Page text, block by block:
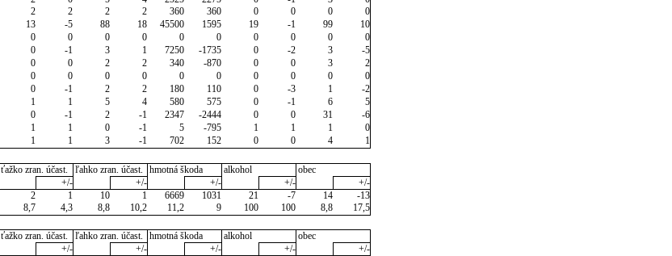
2 2 2 2 360 360 0 0 0
0
13 -5 88 18 45500 1595 19 -1 99
10
0 0 0 0 0 0 0 0 0
0
0 -1 3 1 7250 -1735 0 -2 3
-5
0 0 2 2 340 -870 0 0 3
2
0 0 0 0 0 0 0 0 0
0
0 -1 2 2 180 110 0 -3 1
-2
1 1 5 4 580 575 0 -1 6
5
0 -1 2 -1 2347 -2444 0 0 31
-6
1 1 0 -1 5 -795 1 1 1
0
1 1 3 -1 702 152 0 0 4
1
ťažko zran. účast. ľahko zran. účast. hmotná škoda alkohol
obec
+/- +/- +/- +/-
+/-
2 1 10 1 6669 1031 21 -7 14
-13
8,7 4,3 8,8 10,2 11,2 9 100 100 8,8
17,5
ťažko zran. účast. ľahko zran. účast. hmotná škoda alkohol
obec
+/- +/- +/- +/-
+/-